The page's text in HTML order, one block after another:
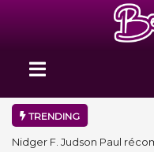
TRENDING
Nidger F. Judson Paul